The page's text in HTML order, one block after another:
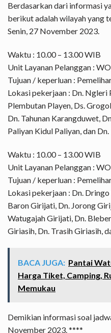
Berdasarkan dari informasi
berikut adalah wilayah yang
Senin, 27 November 2023.
Waktu : 10.00 – 13.00 WIB
Unit Layanan Pelanggan :
Tujuan / keperluan :
Lokasi pekerjaan : Dn. Ngleri
Plembutan Playen, Ds.
Dn. Tahunan Karangduwet,
Paliyan Kidul Paliyan, dan
Waktu : 10.00 – 13.00 WIB
Unit Layanan Pelanggan :
Tujuan / keperluan :
Lokasi pekerjaan : Dn.
Baron Girijati, Dn. Jorong
Watugajah Girijati, Dn.
Giriasih, Dn. Trasih Giriasih,
BACA JUGA: Pantai
Harga Tiket, Camping,
Memukau
Demikian informasi soal
November 2023. ****